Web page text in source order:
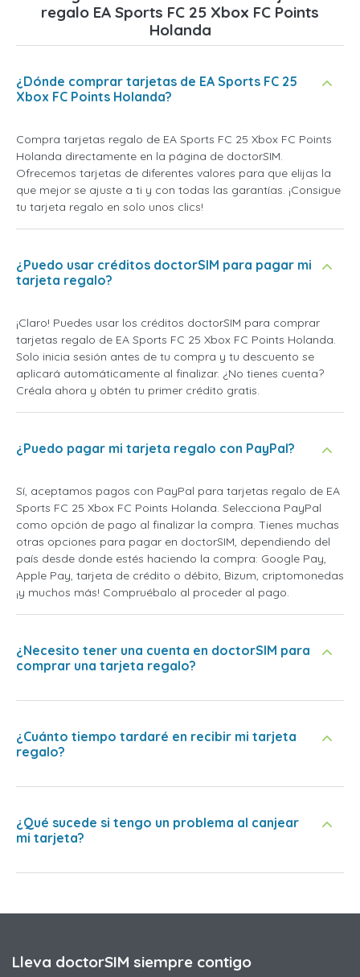
regalo EA Sports FC 25 Xbox FC Points
Holanda
¿Dónde comprar tarjetas de EA Sports FC 25
Xbox FC Points Holanda?
Compra tarjetas regalo de EA Sports FC 25 Xbox FC Points
Holanda directamente en la página de doctorSIM.
Ofrecemos tarjetas de diferentes valores para que elijas la
que mejor se ajuste a ti y con todas las garantías. ¡Consigue
tu tarjeta regalo en solo unos clics!
¿Puedo usar créditos doctorSIM para pagar mi
tarjeta regalo?
¡Claro! Puedes usar los créditos doctorSIM para comprar
tarjetas regalo de EA Sports FC 25 Xbox FC Points Holanda.
Solo inicia sesión antes de tu compra y tu descuento se
aplicará automáticamente al finalizar. ¿No tienes cuenta?
Créala ahora y obtén tu primer crédito gratis.
¿Puedo pagar mi tarjeta regalo con PayPal?
Sí, aceptamos pagos con PayPal para tarjetas regalo de EA
Sports FC 25 Xbox FC Points Holanda. Selecciona PayPal
como opción de pago al finalizar la compra. Tienes muchas
otras opciones para pagar en doctorSIM, dependiendo del
país desde donde estés haciendo la compra: Google Pay,
Apple Pay, tarjeta de crédito o débito, Bizum, criptomonedas
¡y muchos más! Compruébalo al proceder al pago.
¿Necesito tener una cuenta en doctorSIM para
comprar una tarjeta regalo?
¿Cuánto tiempo tardaré en recibir mi tarjeta
regalo?
¿Qué sucede si tengo un problema al canjear
mi tarjeta?
Lleva doctorSIM siempre contigo